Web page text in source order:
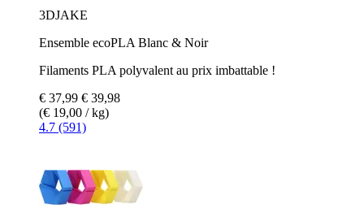
3DJAKE
Ensemble ecoPLA Blanc & Noir
Filaments PLA polyvalent au prix imbattable !
€ 37,99 € 39,98
(€ 19,00 / kg)
4.7 (591)